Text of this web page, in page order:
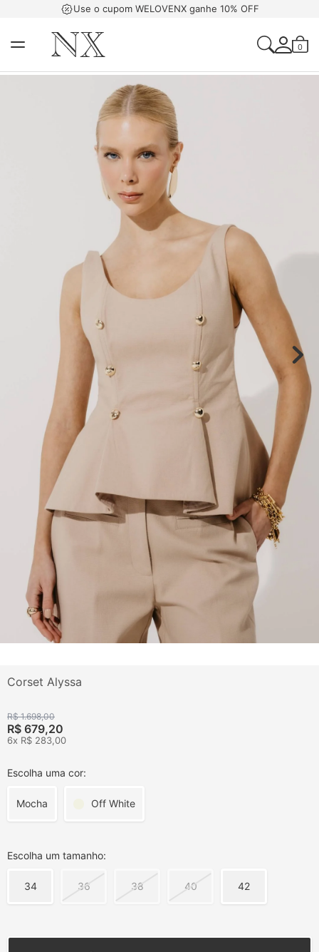
Use o cupom WELOVENX ganhe 10% OFF
0
Corset Alyssa
R$ 1.698,00
R$ 679,20
6x R$ 283,00
Escolha uma cor:
Mocha Off White
Escolha um tamanho:
34 36 38 40 42